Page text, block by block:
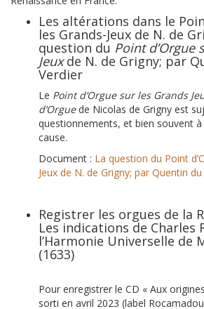
Les altérations dans le
les Grands-Jeux de N. de
question du Point d’Orgue
Jeuxde N. de Grigny; par
Verdier
Le Point d’Orgue sur les Grands
d’Orguede Nicolas de Grigny est
questionnements, et bien souvent
cause.
Document : La question du Point
Jeux de N. de Grigny; par Quentin
Registrer les orgues de la
Les indications de Charles
l’Harmonie Universelle de
(1633)
Pour enregistrer le CD « Aux
sorti en avril 2023 (label